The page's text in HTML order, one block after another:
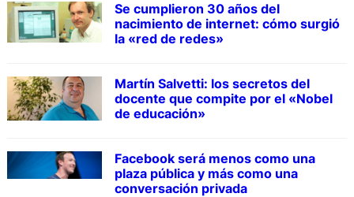
Se cumplieron 30 años del
nacimiento de internet: cómo surgió
la «red de redes»
Martín Salvetti: los secretos del
docente que compite por el «Nobel
de educación»
Facebook será menos como una
plaza pública y más como una
conversación privada